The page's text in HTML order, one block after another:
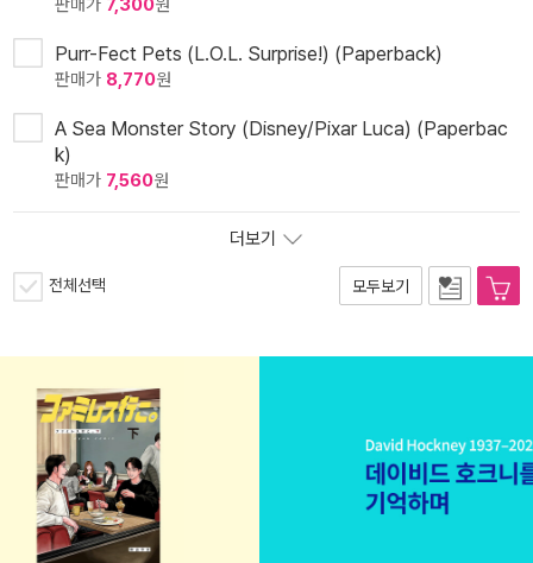
판매가 7,300원
Purr-Fect Pets (L.O.L. Surprise!) (Paperback)
판매가 8,770원
A Sea Monster Story (Disney/Pixar Luca) (Paperbac
k)
판매가 7,560원
더보기
전체선택 모두보기